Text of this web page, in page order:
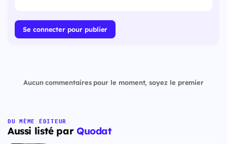
Se connecter pour publier
Aucun commentaires pour le moment, soyez le premier
DU MÊME ÉDITEUR
Aussi listé par Quodat